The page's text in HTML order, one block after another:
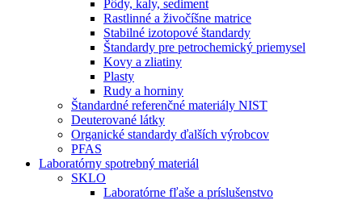
Pôdy, kaly, sediment
Rastlinné a živočíšne matrice
Stabilné izotopové štandardy
Štandardy pre petrochemický priemysel
Kovy a zliatiny
Plasty
Rudy a horniny
Štandardné referenčné materiály NIST
Deuterované látky
Organické standardy ďalších výrobcov
PFAS
Laboratórny spotrebný materiál
SKLO
Laboratórne fľaše a príslušenstvo